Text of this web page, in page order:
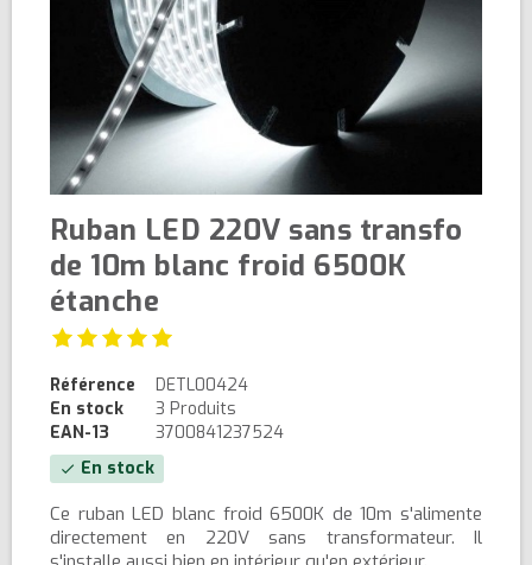
Ruban LED 220V sans transfo
de 10m blanc froid 6500K
étanche
Référence
DETL00424
En stock
3 Produits
EAN-13
3700841237524
check En stock
Ce ruban LED blanc froid 6500K de 10m s'alimente
directement en 220V sans transformateur. Il